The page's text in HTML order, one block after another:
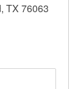
TX 76063